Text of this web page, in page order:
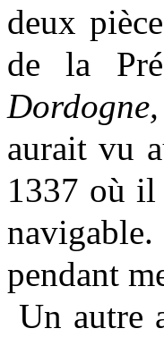
deux
de la
Dordogne,
aurait vu
1337 où il
navigable.
pendant
Un autre